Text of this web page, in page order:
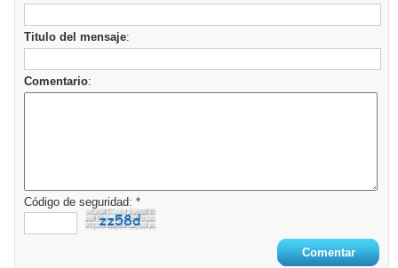
Titulo del mensaje:
Comentario:
Código de seguridad: *